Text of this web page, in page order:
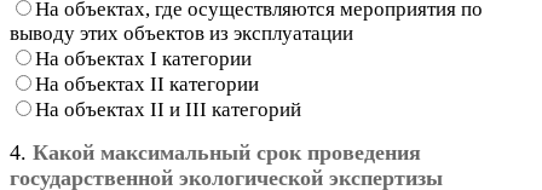
На объектах, где осуществляются мероприятия по
выводу этих объектов из эксплуатации
На объектах I категории
На объектах II категории
На объектах II и III категорий
4. Какой максимальный срок проведения
государственной экологической экспертизы